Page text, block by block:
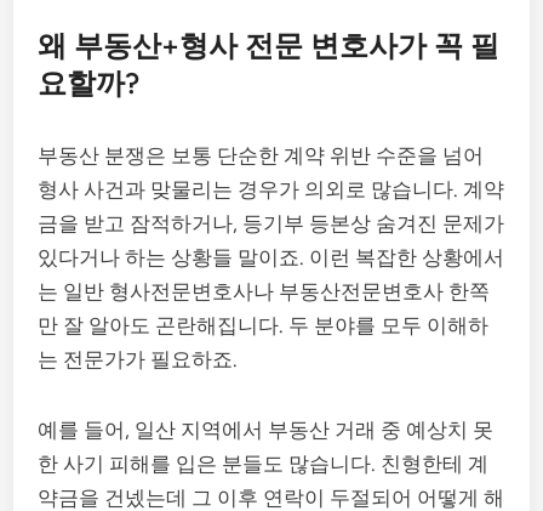
왜 부동산+형사 전문 변호사가 꼭 필
요할까?
부동산 분쟁은 보통 단순한 계약 위반 수준을 넘어
형사 사건과 맞물리는 경우가 의외로 많습니다. 계약
금을 받고 잠적하거나, 등기부 등본상 숨겨진 문제가
있다거나 하는 상황들 말이죠. 이런 복잡한 상황에서
는 일반 형사전문변호사나 부동산전문변호사 한쪽
만 잘 알아도 곤란해집니다. 두 분야를 모두 이해하
는 전문가가 필요하죠.
예를 들어, 일산 지역에서 부동산 거래 중 예상치 못
한 사기 피해를 입은 분들도 많습니다. 친형한테 계
약금을 건넸는데 그 이후 연락이 두절되어 어떻게 해